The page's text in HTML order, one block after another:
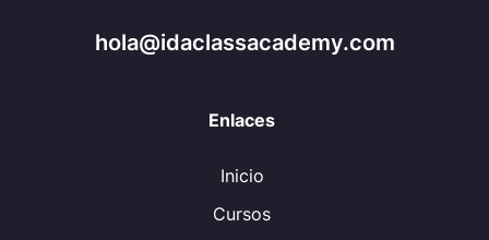
hola@idaclassacademy.com
Enlaces
Inicio
Cursos